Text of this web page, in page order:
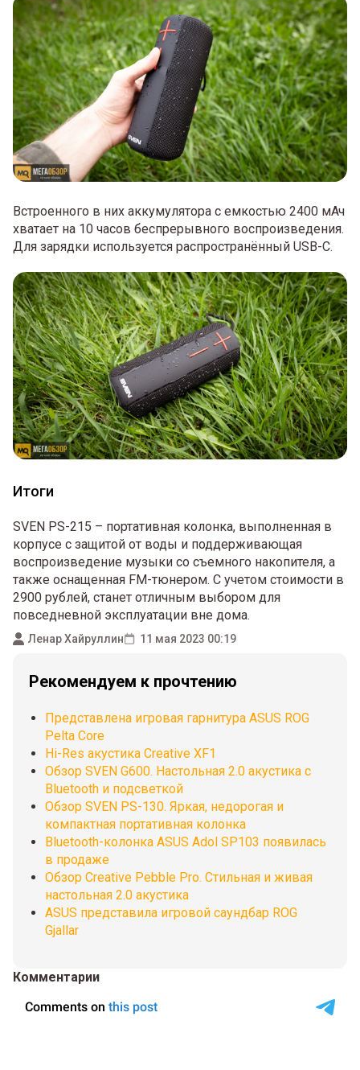
Встроенного в них аккумулятора с емкостью 2400 мАч
хватает на 10 часов беспрерывного воспроизведения.
Для зарядки используется распространённый USB-C.
Итоги
SVEN PS-215 – портативная колонка, выполненная в
корпусе с защитой от воды и поддерживающая
воспроизведение музыки со съемного накопителя, а
также оснащенная FM-тюнером. С учетом стоимости в
2900 рублей, станет отличным выбором для
повседневной эксплуатации вне дома.
Ленар Хайруллин 11 мая 2023 00:19
Рекомендуем к прочтению
Представлена игровая гарнитура ASUS ROG
Pelta Core
Hi-Res акустика Creative XF1
Обзор SVEN G600. Настольная 2.0 акустика с
Bluetooth и подсветкой
Обзор SVEN PS-130. Яркая, недорогая и
компактная портативная колонка
Bluetooth-колонка ASUS Adol SP103 появилась
в продаже
Обзор Creative Pebble Pro. Стильная и живая
настольная 2.0 акустика
ASUS представила игровой саундбар ROG
Gjallar
Комментарии